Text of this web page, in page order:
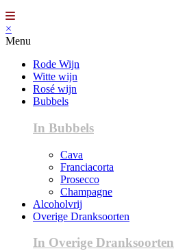
×
Menu
Rode Wijn
Witte wijn
Rosé wijn
Bubbels
In Bubbels
Cava
Franciacorta
Prosecco
Champagne
Alcoholvrij
Overige Dranksoorten
In Overige Dranksoorten